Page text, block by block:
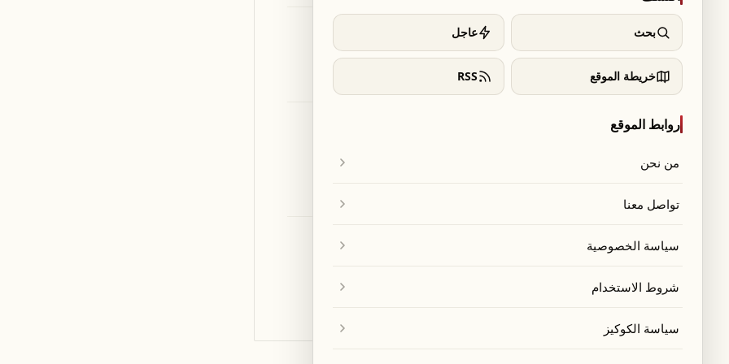
info@dailybeirut.com — الموضوع: «صحافة» بحث عاجل
خريطة الموقع RSS
روابط الموقع
من نحن
تواصل معنا
سياسة الخصوصية
شروط الاستخدام
سياسة الكوكيز